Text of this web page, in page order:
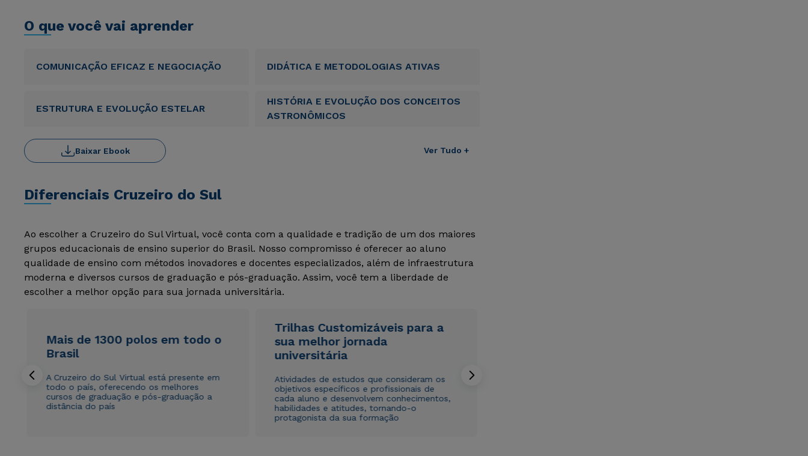
O que você vai aprender
COMUNICAÇÃO EFICAZ E NEGOCIAÇÃO DIDÁTICA E METODOLOGIAS ATIVAS
ESTRUTURA E EVOLUÇÃO ESTELAR
HISTÓRIA E EVOLUÇÃO DOS CONCEITOS
ASTRONÔMICOS
Ver Tudo +
Baixar Ebook
Diferenciais Cruzeiro do Sul
Ao escolher a Cruzeiro do Sul Virtual, você conta com a qualidade e tradição de um dos maiores
grupos educacionais de ensino superior do Brasil. Nosso compromisso é oferecer ao aluno
qualidade de ensino com métodos inovadores e docentes especializados, além de infraestrutura
moderna e diversos cursos de graduação e pós-graduação. Assim, você tem a liberdade de
escolher a melhor opção para sua jornada universitária.
Mais de 1300 polos em todo o
Brasil
A Cruzeiro do Sul Virtual está presente em
todo o país, oferecendo os melhores
cursos de graduação e pós-graduação a
distância do país
Trilhas Customizáveis para a
sua melhor jornada
universitária
Atividades de estudos que consideram os
objetivos específicos e profissionais de
cada aluno e desenvolvem conhecimentos,
habilidades e atitudes, tornando-o
protagonista da sua formação
Rápido e fácil
WhatsApp
Rápido e fácil
WhatsApp